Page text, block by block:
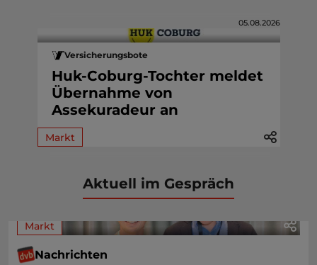
05.08.2026
Versicherungsbote
Huk-Coburg-Tochter meldet
Übernahme von
Assekuradeur an
Markt
Aktuell im Gespräch
Markt
Nachrichten